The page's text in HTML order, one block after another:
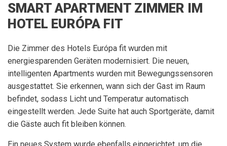
SMART APARTMENT ZIMMER IM
HOTEL EURÓPA FIT
Die Zimmer des Hotels Európa fit wurden mit
energiesparenden Geräten modernisiert. Die neuen,
intelligenten Apartments wurden mit Bewegungssensoren
ausgestattet. Sie erkennen, wann sich der Gast im Raum
befindet, sodass Licht und Temperatur automatisch
eingestellt werden. Jede Suite hat auch Sportgeräte, damit
die Gäste auch fit bleiben können.